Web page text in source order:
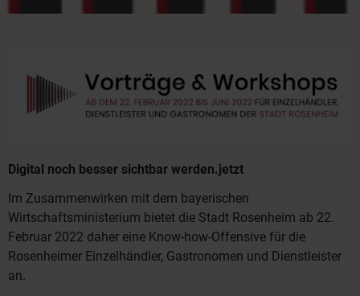
Digital noch besser sichtbar werden.jetzt
Im Zusammenwirken mit dem bayerischen
Wirtschaftsministerium bietet die Stadt Rosenheim ab 22.
Februar 2022 daher eine Know-how-Offensive für die
Rosenheimer Einzelhändler, Gastronomen und Dienstleister
an.